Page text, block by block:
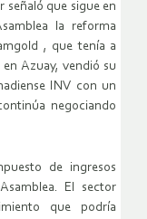
señaló que sigue en
la reforma
, que tenía a
Azuay, vendió su
INV con un
negociando
de ingresos
El sector
que podría